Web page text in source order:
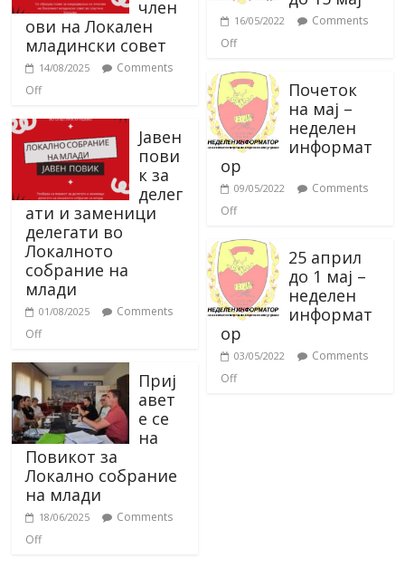
член
ови на Локален
младински совет
14/08/2025
Comments
Off
Јавен
пови
к за
делег
ати и заменици
делегати во
Локалното
собрание на
млади
01/08/2025
Comments
Off
Приј
авет
е се
на
Повикот за
Локално собрание
на млади
18/06/2025
Comments
Off
16/05/2022
Comments
Off
Почеток
на мај –
неделен
информат
ор
09/05/2022
Comments
Off
25 април
до 1 мај –
неделен
информат
ор
03/05/2022
Comments
Off